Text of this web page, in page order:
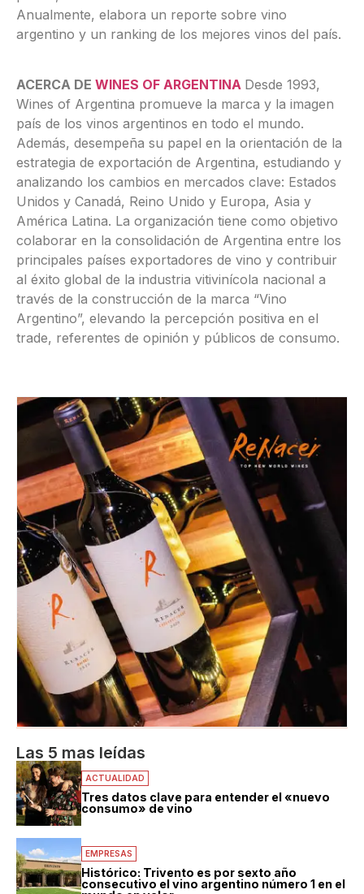
Anualmente, elabora un reporte sobre vino
argentino y un ranking de los mejores vinos del país.
ACERCA DE WINES OF ARGENTINA Desde 1993,
Wines of Argentina promueve la marca y la imagen
país de los vinos argentinos en todo el mundo.
Además, desempeña su papel en la orientación de la
estrategia de exportación de Argentina, estudiando y
analizando los cambios en mercados clave: Estados
Unidos y Canadá, Reino Unido y Europa, Asia y
América Latina. La organización tiene como objetivo
colaborar en la consolidación de Argentina entre los
principales países exportadores de vino y contribuir
al éxito global de la industria vitivinícola nacional a
través de la construcción de la marca “Vino
Argentino”, elevando la percepción positiva en el
trade, referentes de opinión y públicos de consumo.
Las 5 mas leídas
ACTUALIDAD
Tres datos clave para entender el «nuevo
consumo» de vino
EMPRESAS
Histórico: Trivento es por sexto año
consecutivo el vino argentino número 1 en el